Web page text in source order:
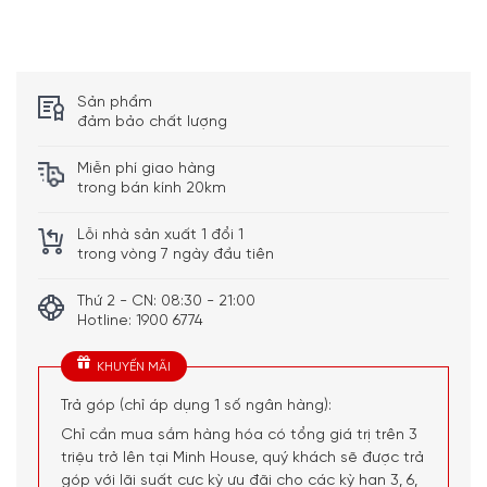
suất tối đa 3,1 kW)
Trên bảng điều khiển trực quan Bếp Từ
và đặt riêng các mức công suất tương ứng – một cách
hiển thị bởi đèn led, khi bật nguồn các đèn báo và chức
năng sẽ sáng lên để chọn, khi tắt bết thì các chương trình
cũng tắt theo khiến cho mặt bếp trở nên sang trọng hơn.
Sản phẩm
đảm bảo chất lượng
Miễn phí giao hàng
trong bán kính 20km
Lỗi nhà sản xuất 1 đổi 1
trong vòng 7 ngày đầu tiên
Thứ 2 - CN: 08:30 - 21:00
Hotline: 1900 6774
KHUYẾN MÃI
Trả góp (chỉ áp dụng 1 số ngân hàng):
Chỉ cần mua sắm hàng hóa có tổng giá trị trên 3
triệu trở lên tại Minh House, quý khách sẽ được trả
góp với lãi suất cực kỳ ưu đãi cho các kỳ hạn 3, 6,